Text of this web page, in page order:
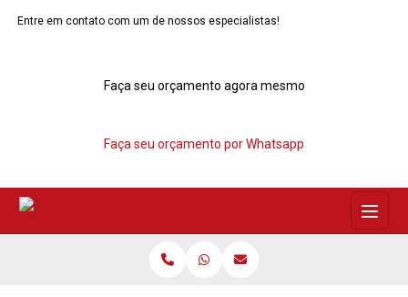
Entre em contato com um de nossos especialistas!
Faça seu orçamento agora mesmo
Faça seu orçamento por Whatsapp